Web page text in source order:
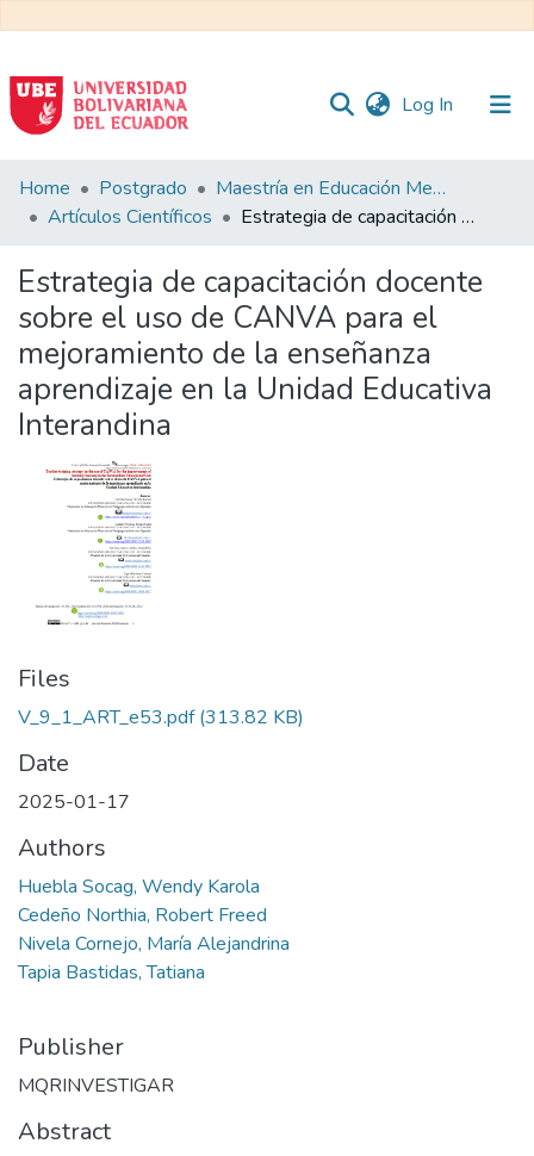
Log In (current)
Communities
&
All of DSpace
Statistics
Home Postgrado
Maestría en Educación Mención en Pedagogía en Entornos Digitales
Artículos Científicos
Estrategia de capacitación docente sobre el uso de CANVA para el mejoramiento de la enseñanza aprendizaje en la Unidad Educativa Interandina
Estrategia de capacitación docente
sobre el uso de CANVA para el
mejoramiento de la enseñanza
aprendizaje en la Unidad Educativa
Interandina
Files
V_9_1_ART_e53.pdf(313.82 KB)
Date
2025-01-17
Authors
Huebla Socag, Wendy Karola
Cedeño Northia, Robert Freed
Nivela Cornejo, María Alejandrina
Tapia Bastidas, Tatiana
Publisher
MQRINVESTIGAR
Abstract